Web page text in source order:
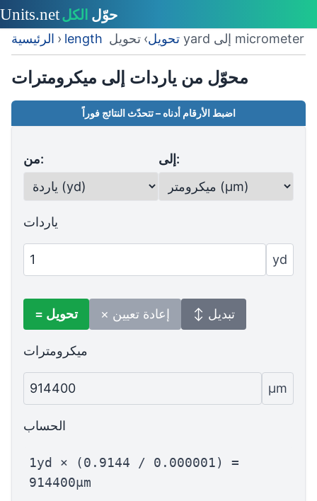
الرئيسية › length تحويل› تحويل yard إلى micrometer
محوّل من ياردات إلى ميكرومترات
اضبط الأرقام أدناه – تتحدّث النتائج فوراً
من: إلى:
ياردات
yd
= تحويل × إعادة تعيين ↕ تبديل
ميكرومترات
914400 µm
الحساب
1yd × (0.9144 / 0.000001) =
914400µm